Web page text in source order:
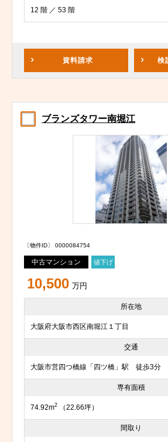
12 階 ／ 53 階
資料請求 検
ブランズタワー南堀江
〔物件ID〕 0000084754
中古マンション 値下げ
10,500 万円
所在地
大阪府大阪市西区南堀江１丁目
交通
大阪市営四つ橋線「四ツ橋」駅 徒歩3分
専有面積
74.92m2 （22.66坪）
間取り